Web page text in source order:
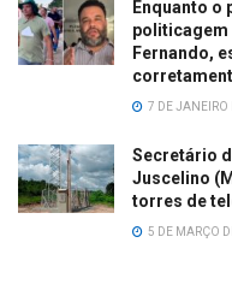
Enquanto o
politicagem
Fernando,
7 DE JANEIRO
Secretário
Juscelino
torres de
5 DE MARÇO